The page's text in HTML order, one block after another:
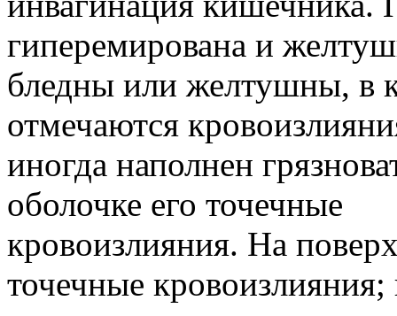
гиперемирована и
бледны или желтушны, в
отмечаются
иногда наполнен
оболочке его точечные
кровоизлияния. На
точечные